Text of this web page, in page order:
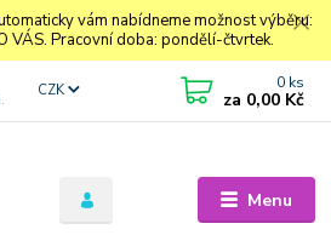
vám nabídneme možnost výběru:
VÁS. Pracovní doba: pondělí-čtvrtek.
Menu
CZK 0 ks
za 0,00 Kč